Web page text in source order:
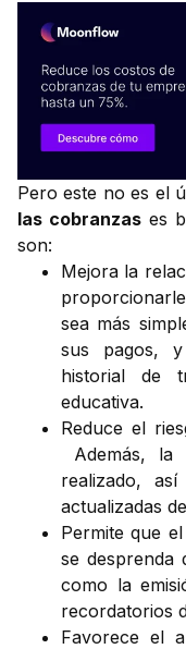
Pero este no es el
las cobranzas es
son:
Mejora la
sea más
sus pagos,
historial de
educativa.
Reduce el
Además, la
realizado,
actualizadas
Permite que el
se desprenda
como la
recordatorios
Favorece el